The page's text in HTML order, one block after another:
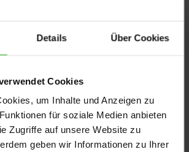
Details Über Cookies
Cookies
um Inhalte und Anzeigen zu
für soziale Medien anbieten
Zugriffe auf unsere Website zu
geben wir Informationen zu Ihrer
aber auch
Verbandklebstoffe
aufgrund von
Scharf
begrenzt auf
Bei Intertrigo
zeigt sich die